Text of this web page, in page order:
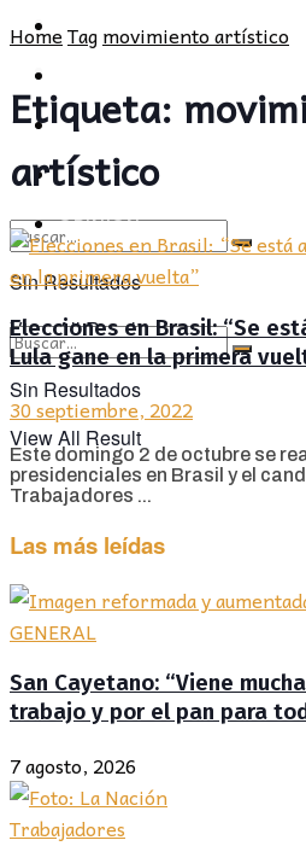
CULTURA
OPINIÓN
Sin Resultados
View All Result
PROVINCIA
SOCIEDAD
CULTURA
OPINIÓN
Sin Resultados
View All Result
HomeTagmovimiento artístico
Etiqueta:
artístico
Elecciones en Brasil: “Se
Lula gane en la primera
30 septiembre, 2022
Este domingo 2 de octubre se
presidenciales en Brasil y el
Trabajadores ...
Las más leídas
GENERAL
San Cayetano: “Viene
trabajo y por el pan para
7 agosto, 2026
Trabajadores